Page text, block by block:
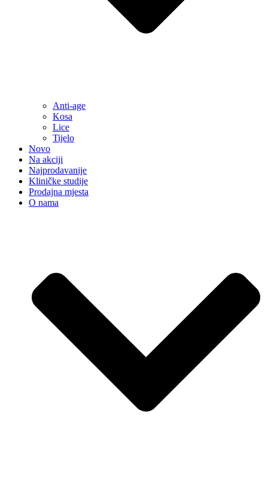
Anti-age
Kosa
Lice
Tijelo
Novo
Na akciji
Najprodavanije
Kliničke studije
Prodajna mjesta
O nama